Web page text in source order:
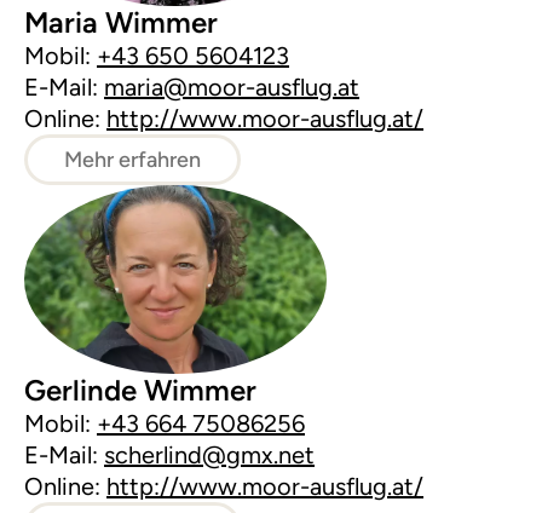
Maria Wimmer
Mobil: +43 650 5604123
E-Mail: maria@moor-ausflug.at
Online: http://www.moor-ausflug.at/
Mehr erfahren
Gerlinde Wimmer
Mobil: +43 664 75086256
E-Mail: scherlind@gmx.net
Online: http://www.moor-ausflug.at/